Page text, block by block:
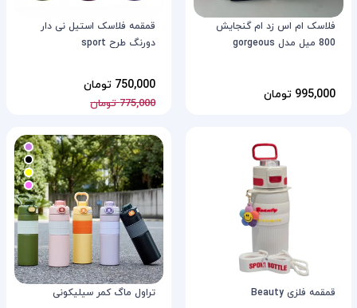
فلاسک ام اس زد ام گنجایش
800 میل مدل gorgeous
995,000 تومان
قمقمه فلاسک استیل نی دار
دورنگ طرح sport
750,000 تومان
775,000 تومان
قمقمه فلزی Beauty تراول ماگ کمر سیلیکونی